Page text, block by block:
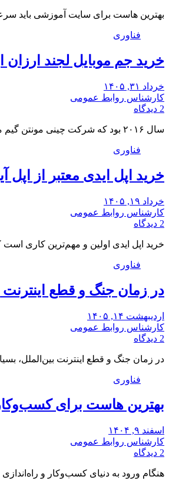
بهترین هاست برای سایت آموزشی باید
فناوری
خرید جم موبایل لجند ارزان
خرداد ۳۱, ۱۴۰۵
کارشناس روابط عمومی
2 دیدگاه
سال ۲۰۱۶ بود که شرکت چینی مونتن گیم موبایل لجند را طراحی کرد. این گیم در…
فناوری
خرید اپل ایدی معتبر از
خرداد ۱۹, ۱۴۰۵
کارشناس روابط عمومی
2 دیدگاه
خرید اپل ایدی اولین و مهم‌ترین کاری است
فناوری
در زمان جنگ و قطع اینترنت
اردیبهشت ۱۴, ۱۴۰۵
کارشناس روابط عمومی
2 دیدگاه
در زمان جنگ و قطع اینترنت بین‌الملل،
فناوری
بهترین هاست برای
اسفند ۹, ۱۴۰۴
کارشناس روابط عمومی
2 دیدگاه
هنگام ورود به دنیای کسب‌وکار و